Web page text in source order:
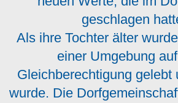
geschlagen
Als ihre Tochter älter
einer Umgebung
Gleichberechtigung gelebt
wurde. Die